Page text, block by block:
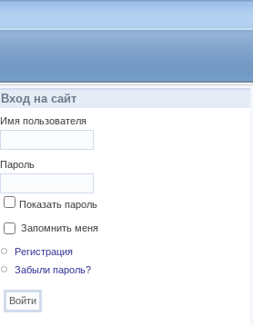
Вход на сайт
Имя пользователя
Пароль
Показать пароль
Запомнить меня
Регистрация
Забыли пароль?